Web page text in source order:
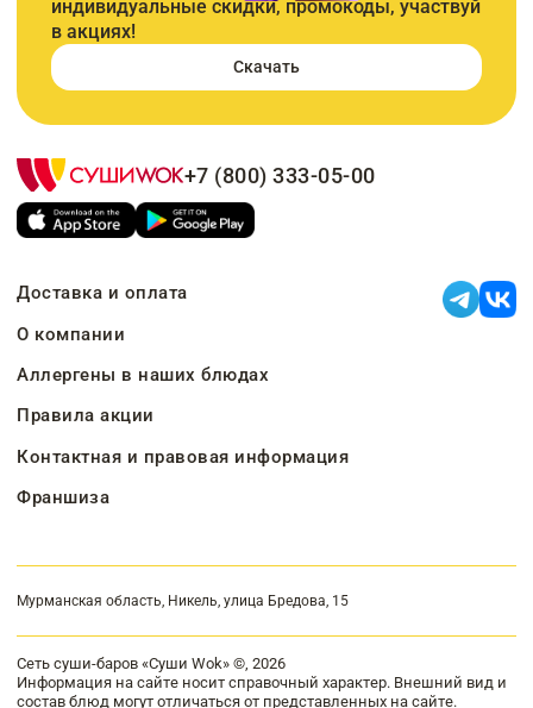
индивидуальные скидки, промокоды, участвуй
в акциях!
Скачать
+7 (800) 333-05-00
Доставка и оплата
О компании
Аллергены в наших блюдах
Правила акции
Контактная и правовая информация
Франшиза
Мурманская область, Никель, улица Бредова, 15
Сеть суши-баров «Суши Wok» ©, 2026
Информация на сайте носит справочный характер. Внешний вид и
состав блюд могут отличаться от представленных на сайте.